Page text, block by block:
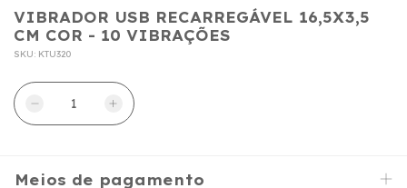
VIBRADOR USB RECARREGÁVEL 16,5X3,5
CM COR - 10 VIBRAÇÕES
SKU: KTU320
Meios de pagamento